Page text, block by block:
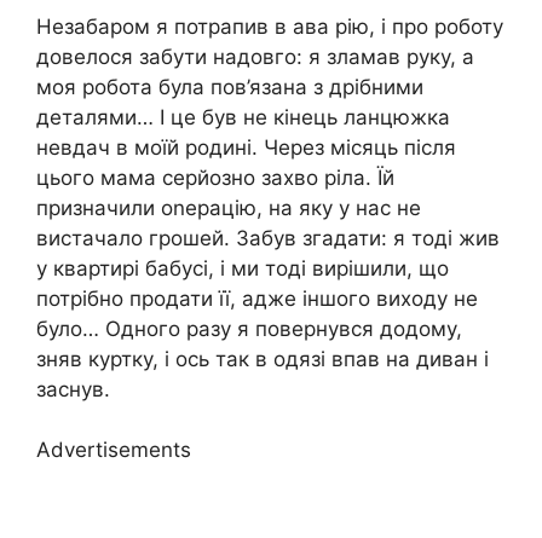
Незабаром я потрапив в ава рію, і про роботу
довелося забути надовго: я зламав руку, а
моя робота була пов’язана з дрібними
деталями… І це був не кінець ланцюжка
невдач в моїй родині. Через місяць після
цього мама серйозно захво ріла. Їй
призначили оnерацію, на яку у нас не
вистачало грошей. Забув згадати: я тоді жив
у квартирі бабусі, і ми тоді вирішили, що
потрібно продати її, адже іншого виходу не
було… Одного разу я повернувся додому,
зняв куртку, і ось так в одязі впав на диван і
заснув.
Advertisements